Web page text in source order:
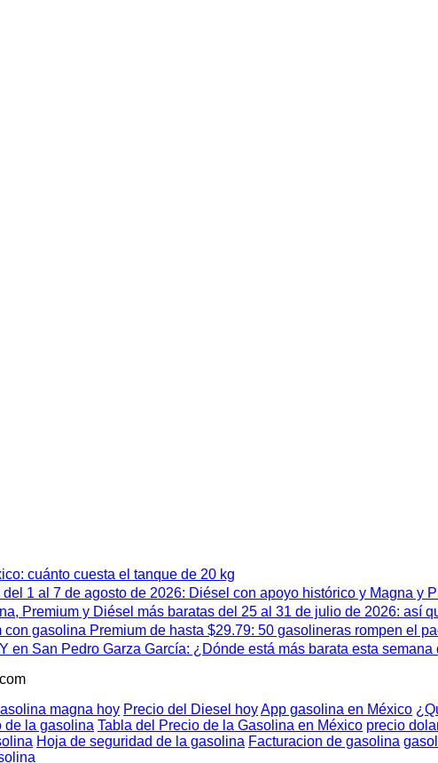
cuánto cuesta el tanque de 20 kg
1 al 7 de agosto de 2026: Diésel con apoyo histórico y Magna y
Premium y Diésel más baratas del 25 al 31 de julio de 2026: así
gasolina Premium de hasta $29.79: 50 gasolineras rompen el
en San Pedro Garza García: ¿Dónde está más barata esta
magna hoy Precio del Diesel hoyApp gasolina en México
de la gasolina Tabla del Precio de la Gasolina en México precio
Hoja de seguridad de la gasolina Facturacion de gasolina